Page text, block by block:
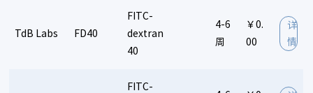
Alpha-1 Antichymotrypsin, Human Plasma
Bovine IgG, Protein G Purified
TdB Labs FD40
FITC-
dextran
40
4-6
周
￥0.
00
详
情
FITC-